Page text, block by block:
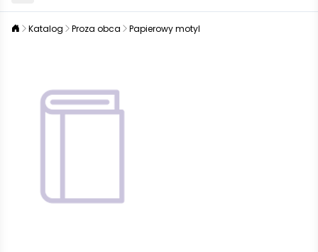
Katalog Proza obca Papierowy motyl